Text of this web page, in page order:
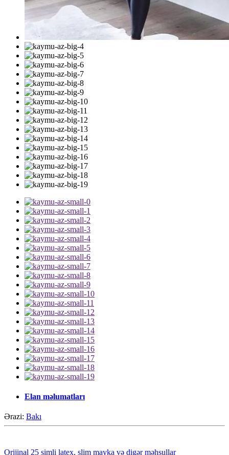
Elan məlumatları
Ərazi: Bakı
Orijinal 25 simli latex, slim mayka və digər məhsullar